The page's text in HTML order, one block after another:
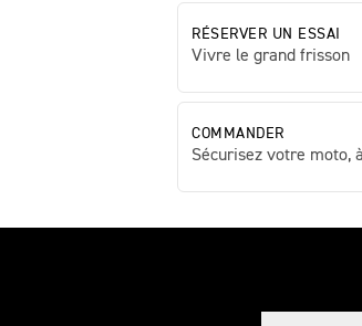
RÉSERVER UN ESSAI
Vivre le grand frisson
COMMANDER
Sécurisez votre moto,